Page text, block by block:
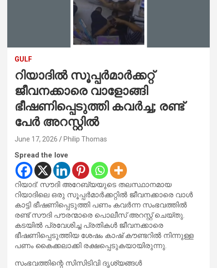
GULF
റിയാദിൽ സൂപ്പർമാർക്കറ്റ്
ജീവനക്കാരെ വാളോങ്ങി
ഭീഷണിപ്പെടുത്തി കവർച്ച; രണ്ട്
പേർ അറസ്റ്റിൽ
June 17, 2026 Philip Thomas
Spread the love
റിയാദ്: സൗദി അറേബ്യയുടെ തലസ്ഥാനമായ
റിയാദിലെ ഒരു സൂപ്പർമാർക്കറ്റിൽ ജീവനക്കാരെ വാൾ
കാട്ടി ഭീഷണിപ്പെടുത്തി പണം കവർന്ന സംഭവത്തിൽ
രണ്ട് സൗദി പൗരന്മാരെ പൊലീസ് അറസ്റ്റ് ചെയ്തു.
കടയിൽ പ്രവേശിച്ച പ്രതികൾ ജീവനക്കാരെ
ഭീഷണിപ്പെടുത്തിയ ശേഷം കാഷ് കൗണ്ടറിൽ നിന്നുള്ള
പണം കൈക്കലാക്കി രക്ഷപ്പെടുകയായിരുന്നു.
സംഭവത്തിന്റെ സിസിടിവി ദൃശ്യങ്ങൾ